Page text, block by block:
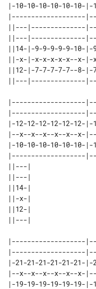
|-10-10-10-10-10-10-|-
|-------------------
||---|--------------
||---|--------------
||14-|-9-9-9-9-9-10-|-
||-x-|-x-x-x-x-x--x-|-
||12-|-7-7-7-7-7--8-|-
|-------------------
|-------------------
|-12-12-12-12-12-12-|-
|--x--x--x--x--x--x-
|-10-10-10-10-10-10-|-
|-------------------
||---|
||---|
||14-|
||-x-|
||12-|
|-------------------
|-------------------
|-21-21-21-21-21-21-|-
|--x--x--x--x--x--x-
|-19-19-19-19-19-19-|-